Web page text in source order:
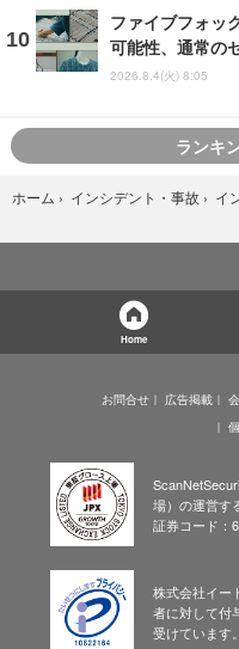
ファイブフォッ
可能性、通常の
2026.8.4(火) 8:05
ランキ
ホーム › インシデント・事故 › イ
Home
お問合せ 広告掲載
場）の運営す
証券コード：
株式会社イー
者に対して付
受けています。